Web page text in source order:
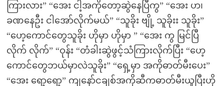
ကြားလား” “အေး ငါ့အကိုတော့ဆွဲနေပြီကွ” “အေး ဟ၊
ခဏနေဦး ငါအော်လိုက်မယ်” “သူခိုး ဗျို့ သူခိုးး သူခိုး”
“ဟေ့ကောင်တွေသူခိုး ဟိုမှာ ဟိုမှာ ” “အေး ကွ မြင်ပြီ
လိုက် လိုက်” “ဝုန်း “တံခါးဆွဲဖွင့်သံကြားလိုက်ပြီး “ဟေ့
ကောင်တွေဘယ်မှာလဲသူခိုး” “ရှေ့မှာ အကိုဓာတ်မီးပေး”
“အေး ရော့ရော့” ကျနော်ငချစ်အကိုဆီကဓာတ်မီးယူပြီးဟို